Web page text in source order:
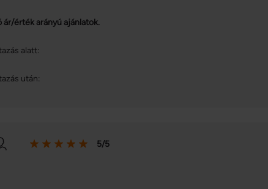
ár/érték arányú ajánlatok.
alatt:
után:
5/5